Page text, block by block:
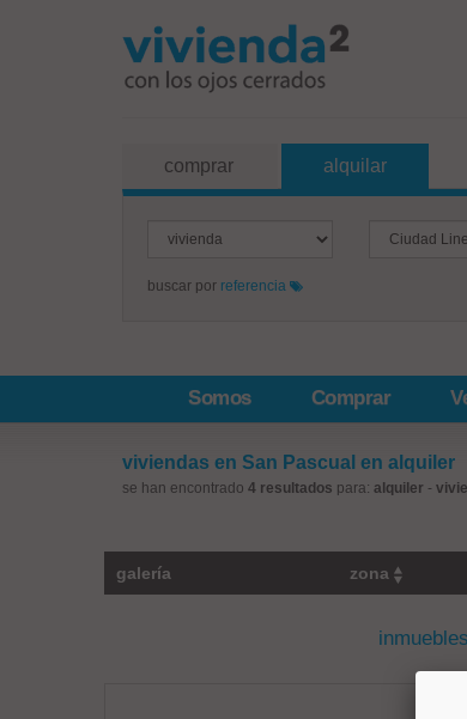
comprar alquilar
buscar por referencia
Somos Comprar
viviendas en San Pascual en alquiler
se han encontrado 4 resultados para: alquiler -
galería zona